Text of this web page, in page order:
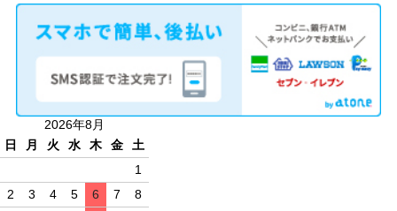
2026年8月
日
月 火 水 木 金
土
1
2
3 4 5 6 7
8